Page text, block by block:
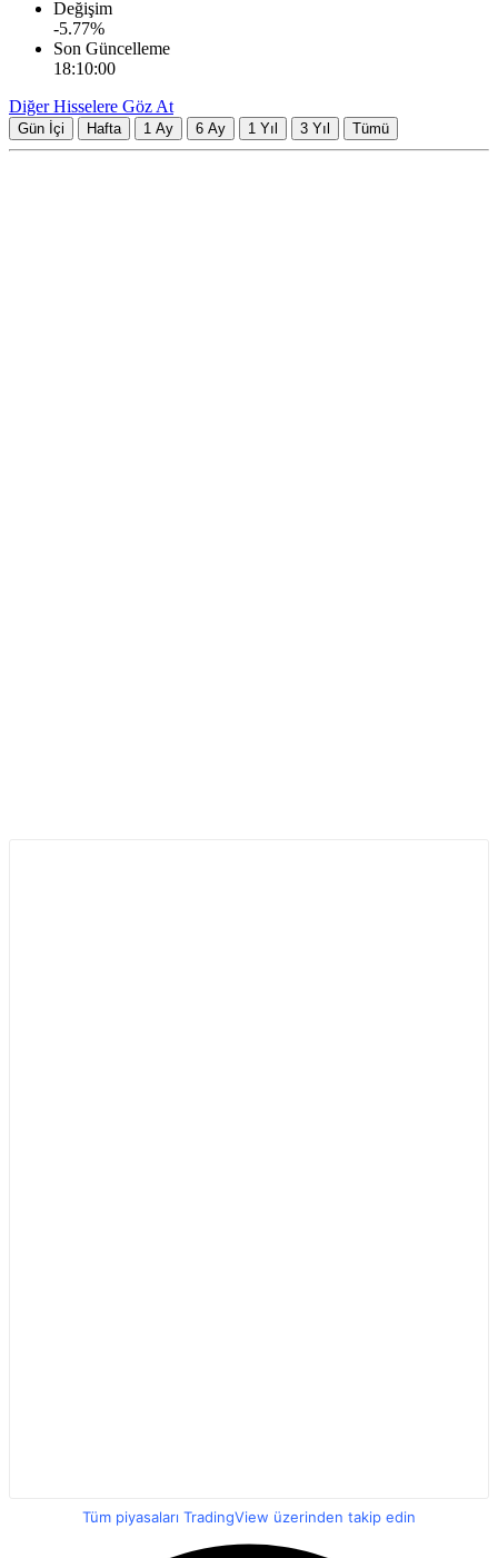
Değişim
-5.77%
Son Güncelleme
18:10:00
Diğer Hisselere Göz At
Gün İçi Hafta 1 Ay 6 Ay 1 Yıl 3 Yıl Tümü
Tüm piyasaları TradingView üzerinden takip edin